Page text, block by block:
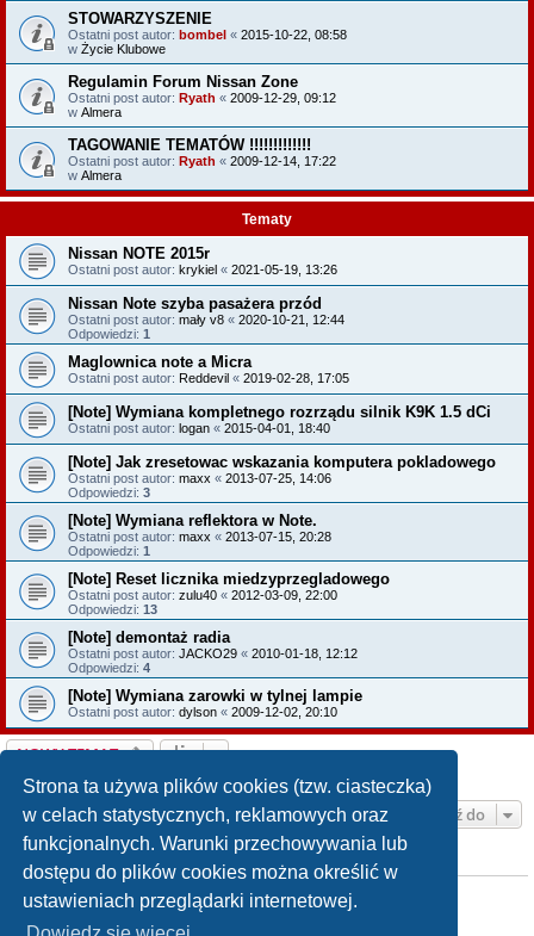
Strona ta używa plików cookies (tzw. ciasteczka)
w celach statystycznych, reklamowych oraz
funkcjonalnych. Warunki przechowywania lub
dostępu do plików cookies można określić w
ustawieniach przeglądarki internetowej.
STOWARZYSZENIE
Ostatni post autor: bombel « 2015-10-22, 08:58
w Życie Klubowe
Regulamin Forum Nissan Zone
Ostatni post autor: Ryath « 2009-12-29, 09:12
w Almera
TAGOWANIE TEMATÓW !!!!!!!!!!!!!
Ostatni post autor: Ryath « 2009-12-14, 17:22
w Almera
Tematy
Nissan NOTE 2015r
Ostatni post autor: krykiel « 2021-05-19, 13:26
Nissan Note szyba pasażera przód
Ostatni post autor: mały v8 « 2020-10-21, 12:44
Odpowiedzi: 1
Maglownica note a Micra
Ostatni post autor: Reddevil « 2019-02-28, 17:05
[Note] Wymiana kompletnego rozrządu silnik K9K 1.5 dCi
Ostatni post autor: logan « 2015-04-01, 18:40
[Note] Jak zresetowac wskazania komputera pokladowego
Ostatni post autor: maxx « 2013-07-25, 14:06
Odpowiedzi: 3
[Note] Wymiana reflektora w Note.
Ostatni post autor: maxx « 2013-07-15, 20:28
Odpowiedzi: 1
[Note] Reset licznika miedzyprzegladowego
Ostatni post autor: zulu40 « 2012-03-09, 22:00
Odpowiedzi: 13
[Note] demontaż radia
Ostatni post autor: JACKO29 « 2010-01-18, 12:12
Odpowiedzi: 4
[Note] Wymiana zarowki w tylnej lampie
Ostatni post autor: dylson « 2009-12-02, 20:10
NOWY TEMAT
Tematy: 9 • Strona
Przejdź do
TWOJE UPRAWNIENIA NA TYM FORUM
Nie możesz
Nie możeszodpowiadać w tematach